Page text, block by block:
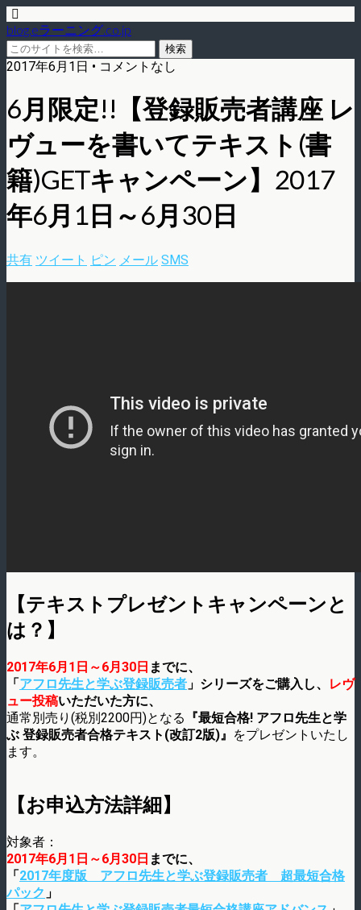
blog.eラーニング.co.jp
2017年6月1日 • コメントなし
6月限定!!【登録販売者講座 レ
ヴューを書いてテキスト(書
籍)GETキャンペーン】2017
年6月1日～6月30日
共有 ツイート ピン メール SMS
【テキストプレゼントキャンペーンと
は？】
2017年6月1日～6月30日 までに、
「アフロ先生と学ぶ登録販売者 」シリーズをご購入し、
レヴ
ュー投稿いただいた方に、
通常別売り(税別2200円)となる 『最短合格! アフロ先生と学
ぶ 登録販売者合格テキスト(改訂2版)』 をプレゼントいたし
ます。
【お申込方法詳細】
対象者：
2017年6月1日～6月30日 までに、
「2017年度版 アフロ先生と学ぶ登録販売者 超最短合格
パック 」